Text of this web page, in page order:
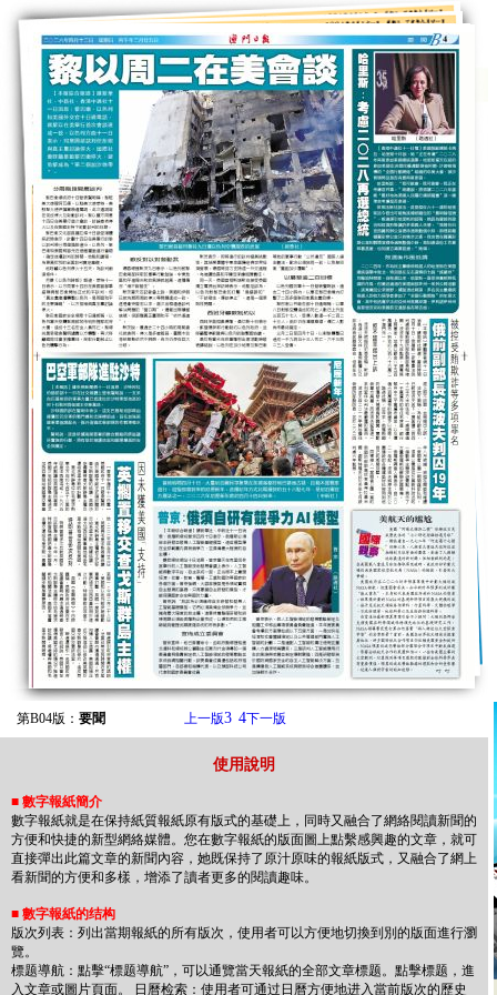
使用說明
■ 數字報紙簡介
數字報紙就是在保持紙質報紙原有版式的基礎上，同時又融合了網絡閱讀新聞的
方便和快捷的新型網絡媒體。您在數字報紙的版面圖上點繫感興趣的文章，就可
直接彈出此篇文章的新聞內容，她既保持了原汁原味的報紙版式，又融合了網上
看新聞的方便和多樣，增添了讀者更多的閱讀趣味。
■ 數字報紙的结构
版次列表：列出當期報紙的所有版次，使用者可以方便地切換到別的版面進行瀏
覽。
標题導航：點擊“標题導航”，可以通覽當天報紙的全部文章標题。點擊標题，進
入文章或圖片頁面。 日曆检索：使用者可通过日曆方便地进入當前版次的歷史
第B04版： 要聞 上一版3 4下一版